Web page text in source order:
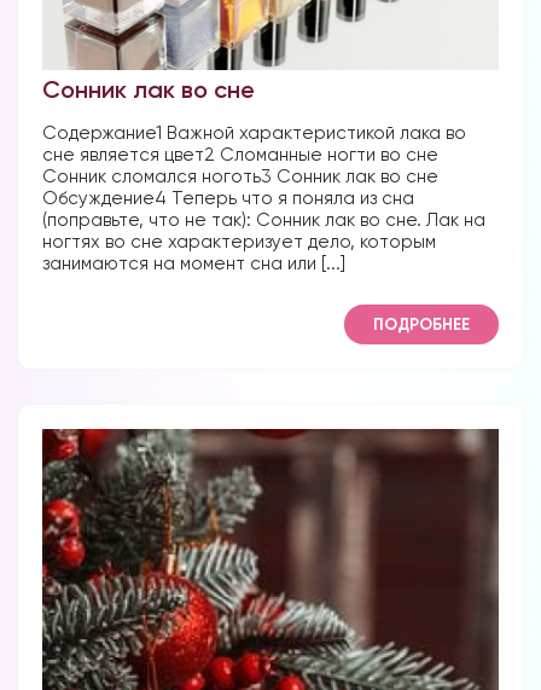
Сонник лак во сне
Содержание1 Важной характеристикой лака во
сне является цвет2 Сломанные ногти во сне
Сонник сломался ноготь3 Сонник лак во сне
Обсуждение4 Теперь что я поняла из сна
(поправьте, что не так): Сонник лак во сне. Лак на
ногтях во сне характеризует дело, которым
занимаются на момент сна или [...]
ПОДРОБНЕЕ
Форум на сайте